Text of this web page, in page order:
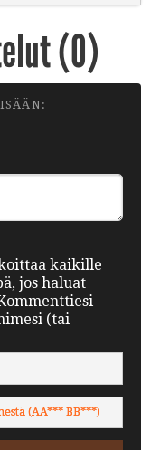
(0)
kaikille
jos haluat
(tai
(AA*** BB***)